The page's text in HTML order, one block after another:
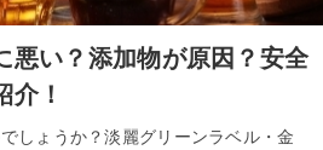
悪い？添加物が原因？安全
介！
しょうか？淡麗グリーンラベル・金